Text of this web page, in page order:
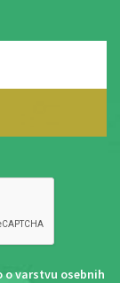
o varstvu osebnih